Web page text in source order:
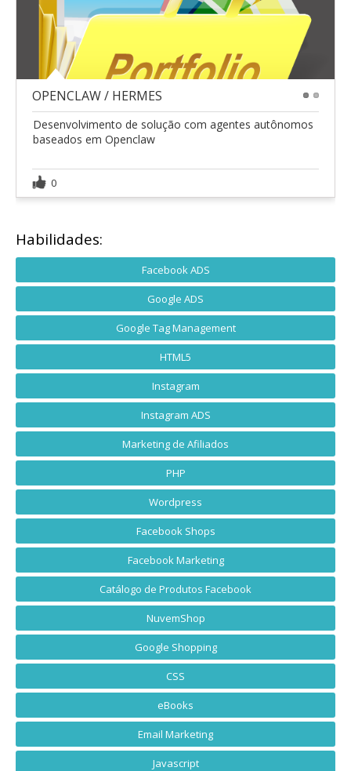
OPENCLAW / HERMES
Desenvolvimento de solução com agentes autônomos
baseados em Openclaw
0
Habilidades:
Facebook ADS
Google ADS
Google Tag Management
HTML5
Instagram
Instagram ADS
Marketing de Afiliados
PHP
Wordpress
Facebook Shops
Facebook Marketing
Catálogo de Produtos Facebook
NuvemShop
Google Shopping
CSS
eBooks
Email Marketing
Javascript